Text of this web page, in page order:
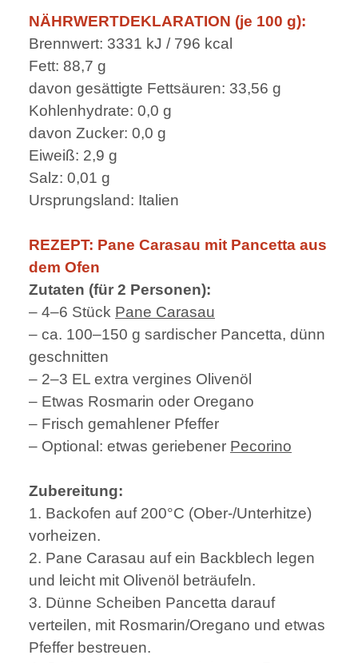
NÄHRWERTDEKLARATION (je 100 g):
Brennwert: 3331 kJ / 796 kcal
Fett: 88,7 g
davon gesättigte Fettsäuren: 33,56 g
Kohlenhydrate: 0,0 g
davon Zucker: 0,0 g
Eiweiß: 2,9 g
Salz: 0,01 g
Ursprungsland: Italien
REZEPT: Pane Carasau mit Pancetta aus
dem Ofen
Zutaten (für 2 Personen):
– 4–6 Stück Pane Carasau
– ca. 100–150 g sardischer Pancetta, dünn
geschnitten
– 2–3 EL extra vergines Olivenöl
– Etwas Rosmarin oder Oregano
– Frisch gemahlener Pfeffer
– Optional: etwas geriebener Pecorino
Zubereitung:
1. Backofen auf 200°C (Ober-/Unterhitze)
vorheizen.
2. Pane Carasau auf ein Backblech legen
und leicht mit Olivenöl beträufeln.
3. Dünne Scheiben Pancetta darauf
verteilen, mit Rosmarin/Oregano und etwas
Pfeffer bestreuen.